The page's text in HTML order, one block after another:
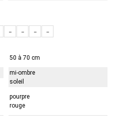
- - - -
50 à 70 cm
mi-ombre
soleil
pourpre
rouge